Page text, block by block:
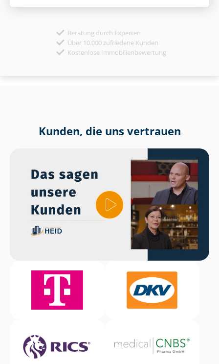
Beratung durch Experten
Über 10.000 zufriedene Kunden
Kostenlose Immobilienbewertung
Kunden, die uns vertrauen